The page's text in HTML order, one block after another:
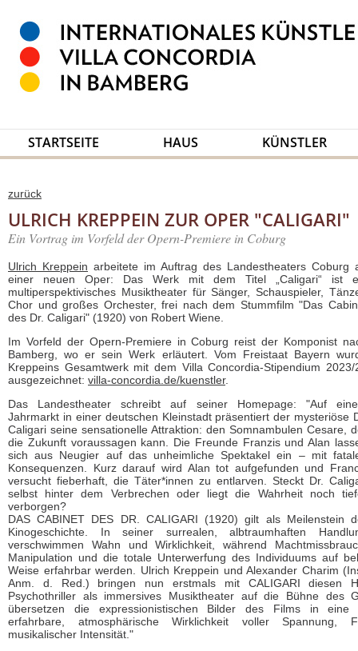
STARTSEITE HAUS KÜNSTLER
zurück
ULRICH KREPPEIN ZUR OPER "CALIGARI"
Ein Vortrag im Vorfeld der Opern-Premiere in Coburg
Ulrich Kreppein arbeitete im Auftrag des Landestheaters Coburg
einer neuen Oper: Das Werk mit dem Titel „Caligari“ ist
multiperspektivisches Musiktheater für Sänger, Schauspieler,
Chor und großes Orchester, frei nach dem Stummfilm "Das
des Dr. Caligari" (1920) von Robert Wiene.
Im Vorfeld der Opern-Premiere in Coburg reist der Komponist
Bamberg, wo er sein Werk erläutert. Vom Freistaat Bayern
Kreppeins Gesamtwerk mit dem Villa Concordia-Stipendium 2023/
ausgezeichnet: villa-concordia.de/kuenstler.
Das Landestheater schreibt auf seiner Homepage: "Auf
Jahrmarkt in einer deutschen Kleinstadt präsentiert der mysteriöse
Caligari seine sensationelle Attraktion: den Somnambulen Cesare,
die Zukunft voraussagen kann. Die Freunde Franzis und Alan
sich aus Neugier auf das unheimliche Spektakel ein – mit
Konsequenzen. Kurz darauf wird Alan tot aufgefunden und
versucht fieberhaft, die Täter*innen zu entlarven. Steckt Dr.
selbst hinter dem Verbrechen oder liegt die Wahrheit noch
verborgen?
DAS CABINET DES DR. CALIGARI (1920) gilt als Meilenstein
Kinogeschichte. In seiner surrealen, albtraumhaften
verschwimmen Wahn und Wirklichkeit, während
Manipulation und die totale Unterwerfung des Individuums auf
Weise erfahrbar werden. Ulrich Kreppein und Alexander Charim
Anm. d. Red.) bringen nun erstmals mit CALIGARI diesen
Psychothriller als immersives Musiktheater auf die Bühne des
übersetzen die expressionistischen Bilder des Films in eine
erfahrbare, atmosphärische Wirklichkeit voller Spannung,
musikalischer Intensität."